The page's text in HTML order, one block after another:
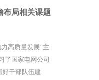
布局相关课题
高质量发展”主
了国家电网公司
好干部队伍建